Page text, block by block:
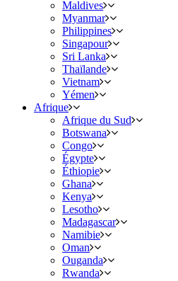
Maldives
Myanmar
Philippines
Singapour
Sri Lanka
Thaïlande
Vietnam
Yémen
Afrique
Afrique du Sud
Botswana
Congo
Égypte
Éthiopie
Ghana
Kenya
Lesotho
Madagascar
Namibie
Oman
Ouganda
Rwanda